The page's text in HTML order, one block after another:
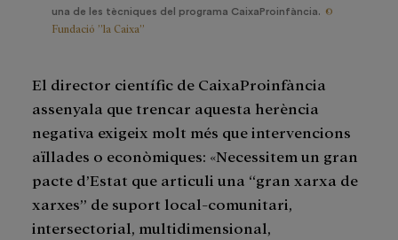
una de les tècniques del programa CaixaProinfància. ©
Fundació ”la Caixa”
El director científic de CaixaProinfància
assenyala que trencar aquesta herència
negativa exigeix molt més que intervencions
aïllades o econòmiques: «Necessitem un gran
pacte d’Estat que articuli una “gran xarxa de
xarxes” de suport local-comunitari,
intersectorial, multidimensional,